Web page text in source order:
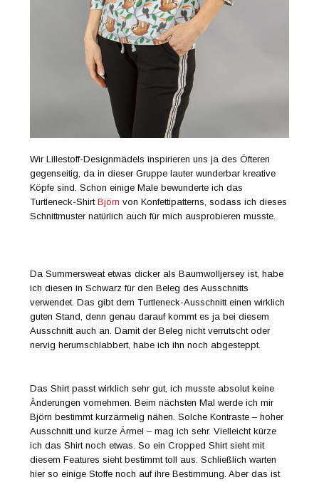
Wir Lillestoff-Designmädels inspirieren uns ja des Öfteren
gegenseitig, da in dieser Gruppe lauter wunderbar kreative
Köpfe sind. Schon einige Male bewunderte ich das
Turtleneck-ShirtBjörn von Konfettipatterns, sodass ich dieses
Schnittmuster natürlich auch für mich ausprobieren musste.
Da Summersweat etwas dicker als Baumwolljersey ist, habe
ich diesen in Schwarz für den Beleg des Ausschnitts
verwendet. Das gibt dem Turtleneck-Ausschnitt einen wirklich
guten Stand, denn genau darauf kommt es ja bei diesem
Ausschnitt auch an. Damit der Beleg nicht verrutscht oder
nervig herumschlabbert, habe ich ihn noch abgesteppt.
Das Shirt passt wirklich sehr gut, ich musste absolut keine
Änderungen vornehmen. Beim nächsten Mal werde ich mir
Björn bestimmt kurzärmelig nähen. Solche Kontraste – hoher
Ausschnitt und kurze Ärmel – mag ich sehr. Vielleicht kürze
ich das Shirt noch etwas. So ein Cropped Shirt sieht mit
diesem Features sieht bestimmt toll aus. Schließlich warten
hier so einige Stoffe noch auf ihre Bestimmung. Aber das ist